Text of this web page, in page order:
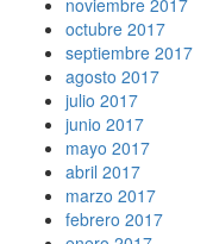
octubre 2017
septiembre 2017
agosto 2017
julio 2017
junio 2017
mayo 2017
abril 2017
marzo 2017
febrero 2017